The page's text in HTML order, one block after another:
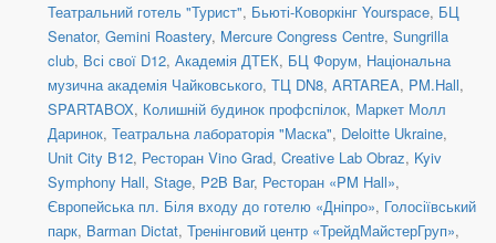
Театральний готель "Турист", Бьюті-Коворкінг Yourspace, БЦ
Senator, Gemini Roastery, Mercure Congress Centre, Sungrilla
club, Всі свої D12, Академія ДТЕК, БЦ Форум, Національна
музична академія Чайковського, ТЦ DN8, ARTAREA, PM.Hall,
SPARTABOX, Колишній будинок профспілок, Маркет Молл
Даринок, Театральна лабораторія "Маска", Deloitte Ukraine,
Unit City B12, Ресторан Vino Grad, Creative Lab Obraz, Kyiv
Symphony Hall, Stage, P2B Bar, Ресторан «PM Hall»,
Європейська пл. Біля входу до готелю «Дніпро», Голосіївський
парк, Barman Dictat, Тренінговий центр «ТрейдМайстерГруп»,